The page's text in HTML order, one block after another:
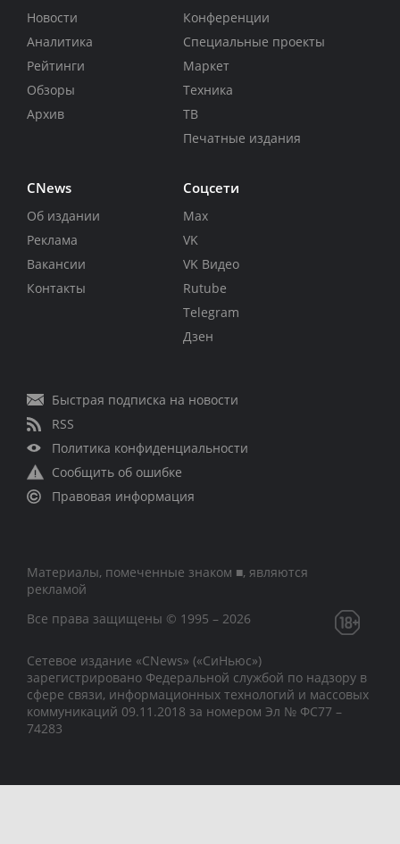
Новости
Аналитика
Рейтинги
Обзоры
Архив
Конференции
Специальные проекты
Маркет
Техника
ТВ
Печатные издания
CNews
Об издании
Реклама
Вакансии
Контакты
Соцсети
Max
VK
VK Видео
Rutube
Telegram
Дзен
Быстрая подписка на новости
RSS
Политика конфиденциальности
Сообщить об ошибке
Правовая информация
Материалы, помеченные знаком ■, являются
рекламой
Все права защищены © 1995 – 2026
Сетевое издание «CNews» («СиНьюс»)
зарегистрировано Федеральной службой по надзору в
сфере связи, информационных технологий и массовых
коммуникаций 09.11.2018 за номером Эл № ФС77 –
74283